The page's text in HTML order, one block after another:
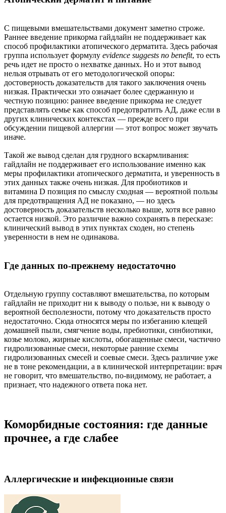
С пищевыми вмешательствами документ заметно строже.
Раннее введение прикорма гайдлайн не поддерживает как
способ профилактики атопического дерматита. Здесь рабочая
группа использует формулу evidence suggests no benefit, то есть
речь идет не просто о нехватке данных. Но и этот вывод
нельзя отрывать от его методологической опоры:
достоверность доказательств для такого заключения очень
низкая. Практически это означает более сдержанную и
честную позицию: раннее введение прикорма не следует
представлять семье как способ предотвратить АД, даже если в
других клинических контекстах — прежде всего при
обсуждении пищевой аллергии — этот вопрос может звучать
иначе.
Такой же вывод сделан для грудного вскармливания:
гайдлайн не поддерживает его использование именно как
меры профилактики атопического дерматита, и уверенность в
этих данных также очень низкая. Для пробиотиков и
витамина D позиция по смыслу сходная — вероятной пользы
для предотвращения АД не показано, — но здесь
достоверность доказательств несколько выше, хотя все равно
остается низкой. Это различие важно сохранять в пересказе:
клинический вывод в этих пунктах сходен, но степень
уверенности в нем не одинакова.
Где данных по-прежнему недостаточно
Отдельную группу составляют вмешательства, по которым
гайдлайн не приходит ни к выводу о пользе, ни к выводу о
вероятной бесполезности, потому что доказательств просто
недостаточно. Сюда относятся меры по избеганию клещей
домашней пыли, смягчение воды, пребиотики, синбиотики,
козье молоко, жирные кислоты, обогащенные смеси, частично
гидролизованные смеси, некоторые ранние схемы
гидролизованных смесей и соевые смеси. Здесь различие уже
не в тоне рекомендации, а в клинической интерпретации: врач
не говорит, что вмешательство, по-видимому, не работает, а
признает, что надежного ответа пока нет.
Коморбидные состояния: где данные
прочнее, а где слабее
Аллергические и инфекционные связи